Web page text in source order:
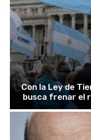
Con la Ley de
busca frenar el